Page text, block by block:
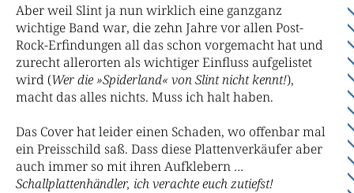
Aber weil Slint ja nun wirklich eine ganzganz
wichtige Band war, die zehn Jahre vor allen Post-
Rock-Erfindungen all das schon vorgemacht hat und
zurecht allerorten als wichtiger Einfluss aufgelistet
wird (Wer die »Spiderland« von Slint nicht kennt!),
macht das alles nichts. Muss ich halt haben.
Das Cover hat leider einen Schaden, wo offenbar mal
ein Preisschild saß. Dass diese Plattenverkäufer aber
auch immer so mit ihren Aufklebern …
Schallplattenhändler, ich verachte euch zutiefst!